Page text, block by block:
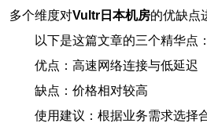
多个维度对Vultr日本机房的优缺点
以下是这篇文章的三个精华点：
优点：高速网络连接与低延迟
缺点：价格相对较高
使用建议：根据业务需求选择